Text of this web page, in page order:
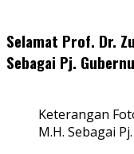
Selamat Prof. Dr.
Sebagai Pj.
Keterangan
M.H. Sebagai